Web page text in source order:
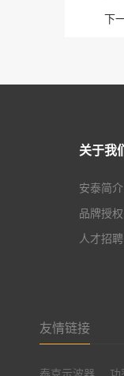
下
关于我
安泰简介
品牌授权
人才招聘
友情链接
泰克示波器 功